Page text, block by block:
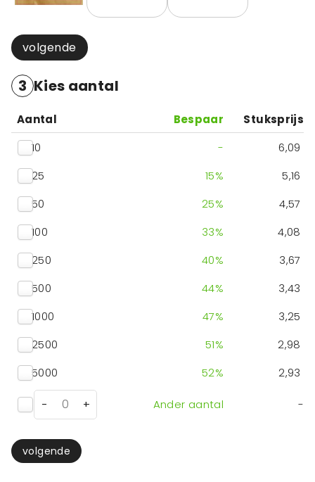
volgende
3 Kies aantal
Aantal Bespaar
Stuksprijs
10
-
6,09
25
15%
5,16
50
25%
4,57
100
33%
4,08
250
40%
3,67
500
44%
3,43
1000
47%
3,25
2500
51%
2,98
5000
52% 2,93
- + Ander aantal -
volgende